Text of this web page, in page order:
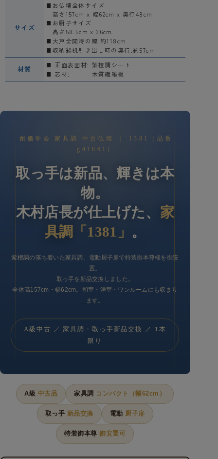
サイズ
お仏壇全体サイズ
高さ157cm x 幅62cm x 奥行48cm
お厨子サイズ
高さ58.5cm x 36cm
大戸全開時の幅:約118cm
収納経机引き出し時の奥行:約57cm
材質 正面表面材: 紫檀調シート
芯材:
木質繊維板
創価学会 家具調 中古仏壇 ｜ 1381（品番
gd1861）
取っ手は新品、輝きは本
物。
木村店長が仕上げた、 家
具調「1381」 。
紫檀調の落ち着いた家具調。電動厨子扉で特装御本尊様を御安
置。
取っ手を新品交換しました。
全体高157cm・幅62cm。和室・洋室・ワンルームにも収まり
ます。
A級中古 ／ 家具調・取っ手新品交換 ／ 1本
限り
A級 中古品 家具調 コンパクト（幅62cm）
取っ手 新品交換 電動 厨子扉
特装御本尊御安置可